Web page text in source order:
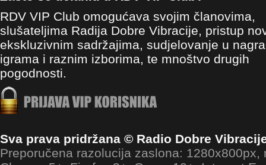
RDV VIP Club omogućava svojim članovima,
slušateljima Radija Dobre Vibracije, pristup
ekskluzivnim sadržajima, sudjelovanje u
igrama i raznim izborima, te mnoštvo drugih
pogodnosti.
Sva prava pridržana © Radio Dobre
Preporučena razolucija zaslona: 1280x800px,